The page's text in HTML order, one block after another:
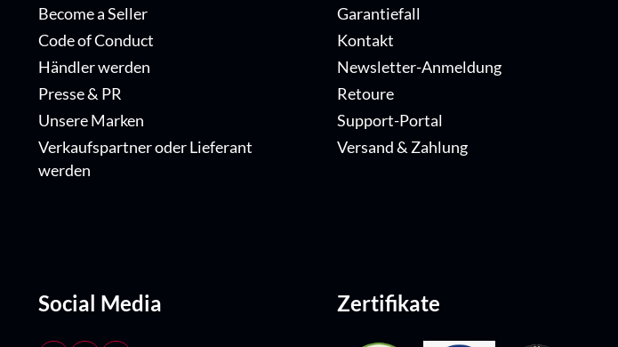
Become a Seller
Code of Conduct
Händler werden
Presse & PR
Unsere Marken
Verkaufspartner oder Lieferant
werden
Garantiefall
Kontakt
Newsletter-Anmeldung
Retoure
Support-Portal
Versand & Zahlung
Social Media Zertifikate